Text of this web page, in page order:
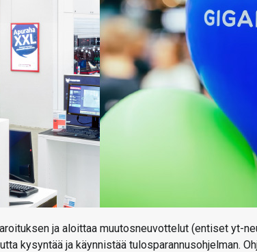
ja aloittaa muutosneuvottelut (entiset yt-
kysyntää ja käynnistää tulosparannusohjelman.